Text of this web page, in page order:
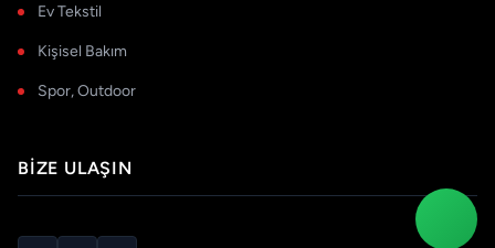
Ev Tekstil
Kişisel Bakım
Spor, Outdoor
BIZE ULAŞIN